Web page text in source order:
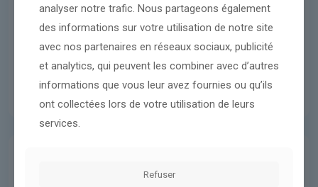
analyser notre trafic. Nous partageons également
des informations sur votre utilisation de notre site
avec nos partenaires en réseaux sociaux, publicité
et analytics, qui peuvent les combiner avec d’autres
informations que vous leur avez fournies ou qu’ils
ont collectées lors de votre utilisation de leurs
services.
Refuser